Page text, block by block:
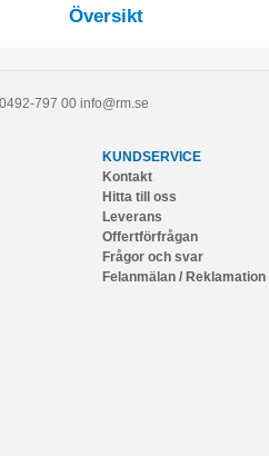
Översikt
0492-797 00 info@rm.se
KUNDSERVICE
Kontakt
Hitta till oss
Leverans
Offertförfrågan
Frågor och svar
Felanmälan / Reklamation